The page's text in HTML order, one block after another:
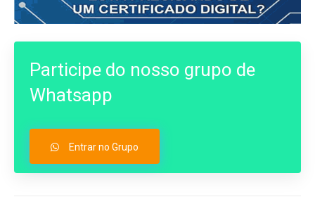
Participe do nosso grupo de
Whatsapp
Entrar no Grupo